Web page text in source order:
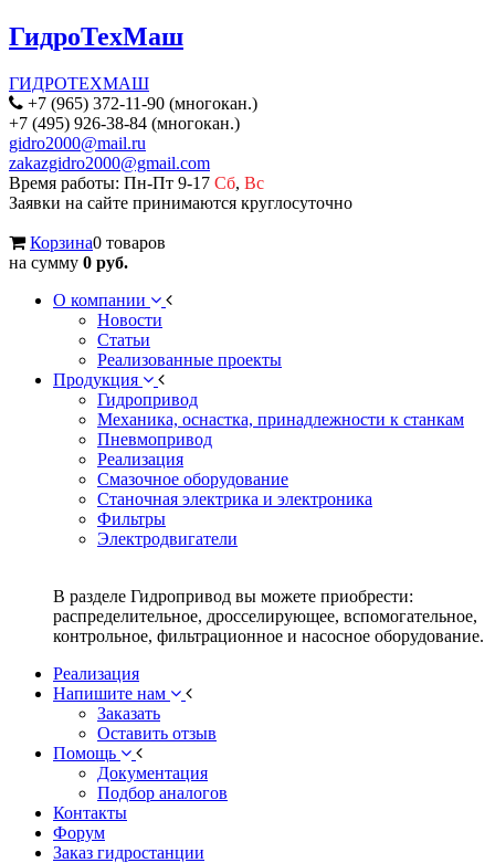
ГидроТехМаш
ГИДРОТЕХМАШ
+7 (965) 372-11-90 (многокан.)
+7 (495) 926-38-84 (многокан.)
gidro2000@mail.ru
zakazgidro2000@gmail.com
Время работы: Пн-Пт 9-17 Сб, Вс
Заявки на сайте принимаются круглосуточно
Корзина0 товаров
на сумму 0 руб.
О компании
Новости
Статьи
Реализованные проекты
Продукция
Гидропривод
Механика, оснастка, принадлежности к станкам
Пневмопривод
Реализация
Смазочное оборудование
Станочная электрика и электроника
Фильтры
Электродвигатели
В разделе Гидропривод вы можете приобрести:
распределительное, дросселирующее, вспомогательное,
контрольное, фильтрационное и насосное оборудование.
Реализация
Напишите нам
Заказать
Оставить отзыв
Помощь
Документация
Подбор аналогов
Контакты
Форум
Заказ гидростанции